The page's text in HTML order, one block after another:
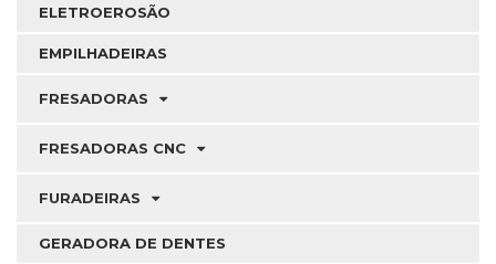
ELETROEROSÃO
EMPILHADEIRAS
FRESADORAS
FRESADORAS CNC
FURADEIRAS
GERADORA DE DENTES